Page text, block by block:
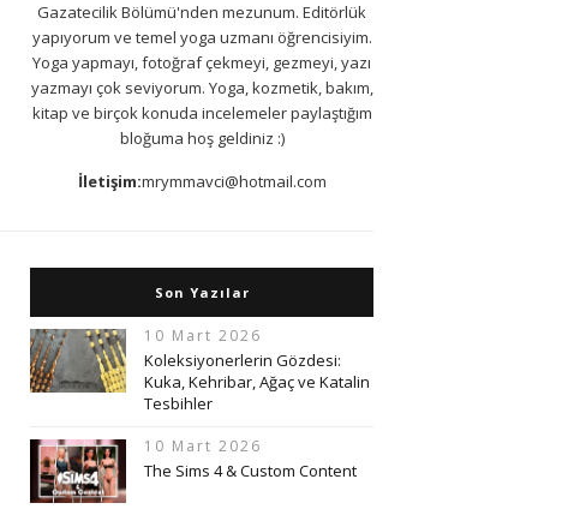
Gazatecilik Bölümü'nden mezunum. Editörlük
yapıyorum ve temel yoga uzmanı öğrencisiyim.
Yoga yapmayı, fotoğraf çekmeyi, gezmeyi, yazı
yazmayı çok seviyorum. Yoga, kozmetik, bakım,
kitap ve birçok konuda incelemeler paylaştığım
bloğuma hoş geldiniz :)
İletişim:mrymmavci@hotmail.com
Son Yazılar
10 Mart 2026
Koleksiyonerlerin Gözdesi:
Kuka, Kehribar, Ağaç ve Katalin
Tesbihler
10 Mart 2026
The Sims 4 & Custom Content